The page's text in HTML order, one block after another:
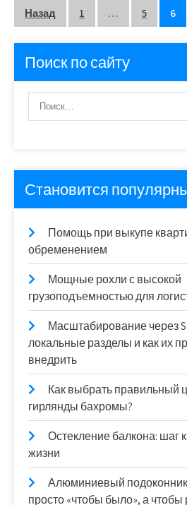
Пагинация
записей
Назад 1 … 5 6
Поиск по сайту
Становится
Помощь при выкупе
обременением
Мощные рохли с высокой
грузоподъемностью для
Масштабирование через
локальные разделы и как их
внедрить
Как выбрать правильный
гирлянды бахромы?
Остекление балкона: шаг
жизни
Алюминиевый
просто «чтобы было», а